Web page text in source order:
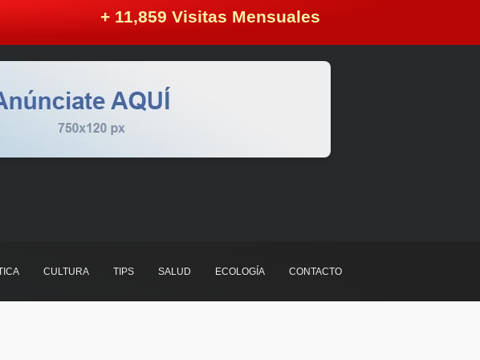
+ 11,859 Visitas Mensuales
CULTURA TIPS SALUD ECOLOGÍA CONTACTO